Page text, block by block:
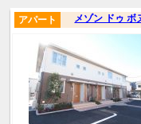
メゾン ドゥ
アパート